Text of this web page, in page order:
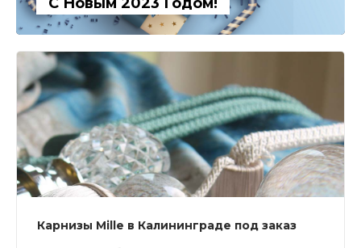
Карнизы Mille в Калининграде под заказ